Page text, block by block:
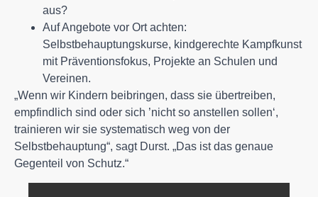
aus?
Auf Angebote vor Ort achten:
Selbstbehauptungskurse, kindgerechte Kampfkunst
mit Präventionsfokus, Projekte an Schulen und
Vereinen.
„Wenn wir Kindern beibringen, dass sie übertreiben,
empfindlich sind oder sich ’nicht so anstellen sollen‘,
trainieren wir sie systematisch weg von der
Selbstbehauptung“, sagt Durst. „Das ist das genaue
Gegenteil von Schutz.“